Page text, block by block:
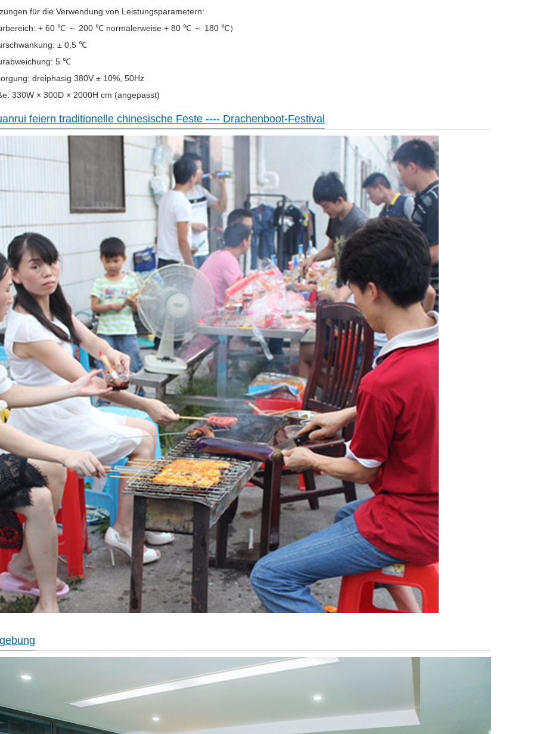
für die Verwendung von Leistungsparametern:
+ 60 ℃ ～ 200 ℃ normalerweise + 80 ℃ ～ 180 ℃）
± 0,5 ℃
5 ℃
dreiphasig 380V ± 10%, 50Hz
330W × 300D × 2000H cm (angepasst)
feiern traditionelle chinesische Feste ---- Drachenboot-Festival